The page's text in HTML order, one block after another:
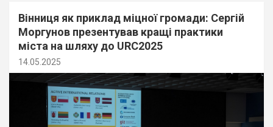
Вінниця як приклад міцної громади: Сергій
Моргунов презентував кращі практики
міста на шляху до URC2025
14.05.2025